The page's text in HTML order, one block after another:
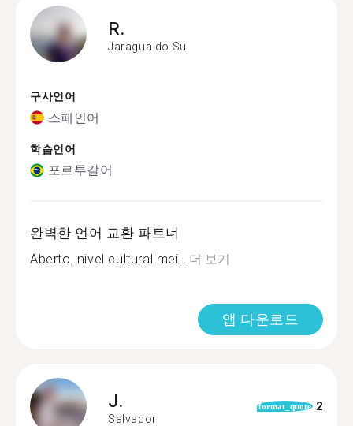
R.
Jaraguá do Sul
구사언어
스페인어
학습언어
포르투갈어
완벽한 언어 교환 파트너
Aberto, nivel cultural mei...더 보기
앱 다운로드
J.
Salvador
format_quote 2